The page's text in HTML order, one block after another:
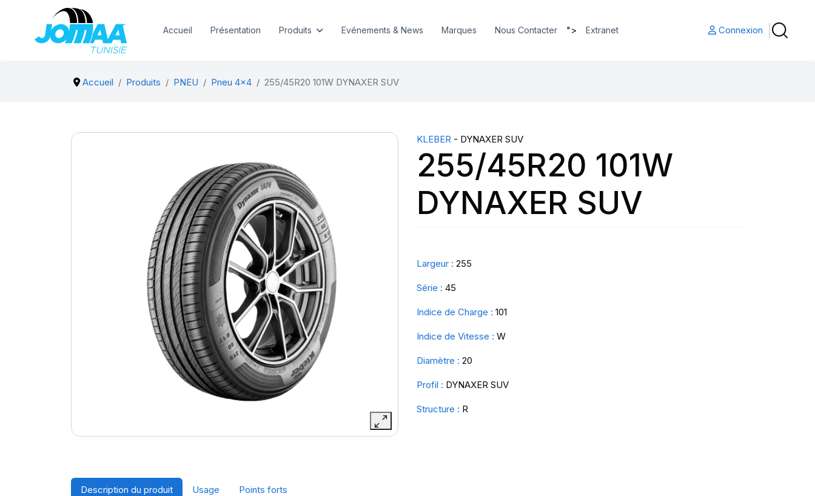
Accueil Présentation Produits Evénements & News Marques Nous Contacter "> Extranet Connexion
Accueil Produits PNEU Pneu 4x4 255/45R20 101W DYNAXER SUV
KLEBER - DYNAXER SUV
255/45R20 101W
DYNAXER SUV
Largeur : 255
Série : 45
Indice de Charge : 101
Indice de Vitesse : W
Diamètre : 20
Profil : DYNAXER SUV
Structure : R
Description du produit Usage Points forts